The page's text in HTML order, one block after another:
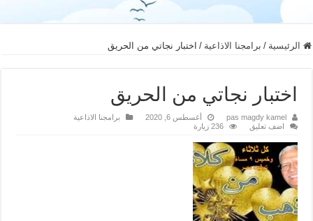
الرئيسية / برامجنا الاذاعية / اختبار نجاتي من الحريق
اختبار نجاتي من الحريق
pas magdy kamel أغسطس 6, 2020
برامجنا الاذاعية
اضف تعليق
236 زيارة